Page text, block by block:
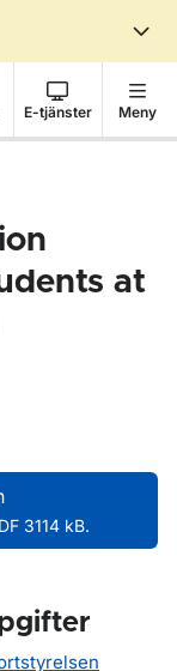
E-tjänster Meny
at
3114 kB.